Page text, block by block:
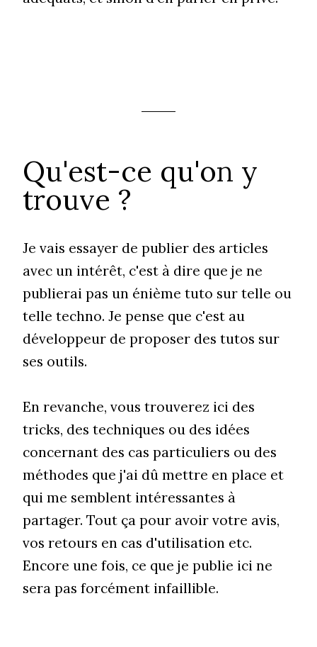
Qu'est-ce qu'on y
trouve ?
Je vais essayer de publier des articles
avec un intérêt, c'est à dire que je ne
publierai pas un énième tuto sur telle ou
telle techno. Je pense que c'est au
développeur de proposer des tutos sur
ses outils.
En revanche, vous trouverez ici des
tricks, des techniques ou des idées
concernant des cas particuliers ou des
méthodes que j'ai dû mettre en place et
qui me semblent intéressantes à
partager. Tout ça pour avoir votre avis,
vos retours en cas d'utilisation etc.
Encore une fois, ce que je publie ici ne
sera pas forcément infaillible.